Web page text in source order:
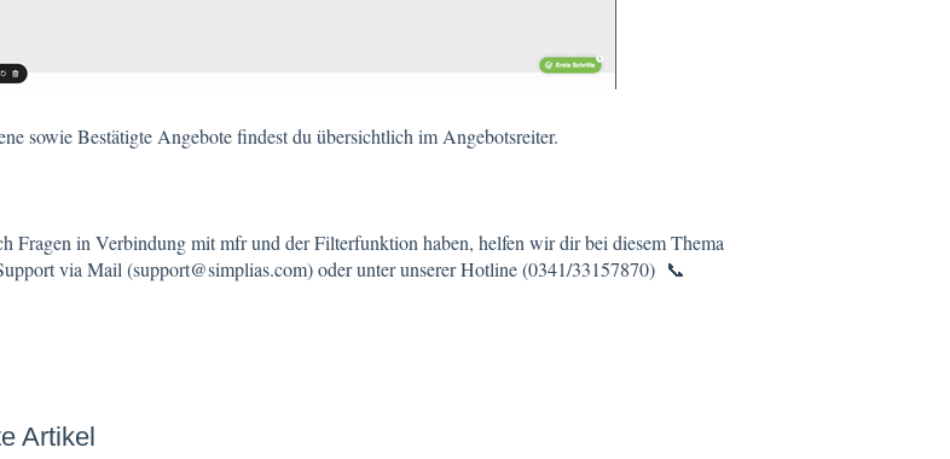
sowie Bestätigte Angebote findest du übersichtlich im Angebotsreiter.
Fragen in Verbindung mit mfr und der Filterfunktion haben, helfen wir dir bei diesem Thema
via Mail (support@simplias.com) oder unter unserer Hotline (0341/33157870) 📞
Artikel